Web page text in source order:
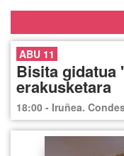
ABU 11
Bisita gidatua
erakusketara
18:00 - Iruñea.